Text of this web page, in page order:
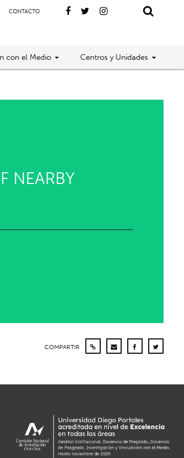
CONTACTO
con el Medio Centros y Unidades
NEARBY
COMPARTIR